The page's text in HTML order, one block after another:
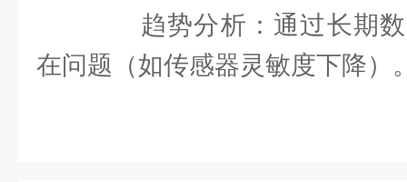
趋势分析：通过长期数
在问题（如传感器灵敏度下降）